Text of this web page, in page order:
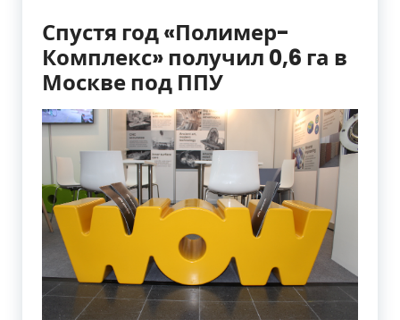
Спустя год «Полимер-
Комплекс» получил 0,6 га в
Москве под ППУ